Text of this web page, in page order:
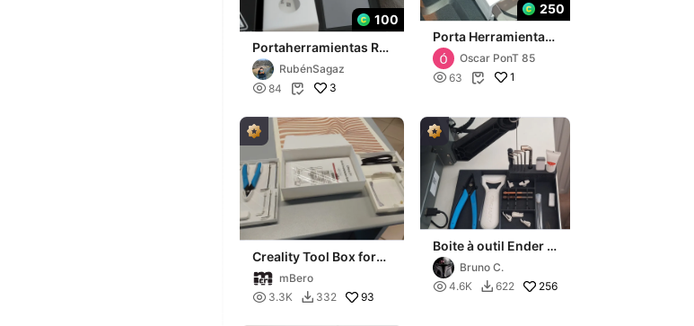
100
Portaherramientas Rh
Ender 3 V 3 KE
RubénSagaz
 84  3
250
Porta Herramientas
Creatily Ender V3
Oscar PonT 85
 63  1
Creality Tool Box for
Ender-3 V3 KE
mBero
 3.3K  332 93
Boite à outil Ender 3
v3 2.4Bruno C.
 4.6K  622 256